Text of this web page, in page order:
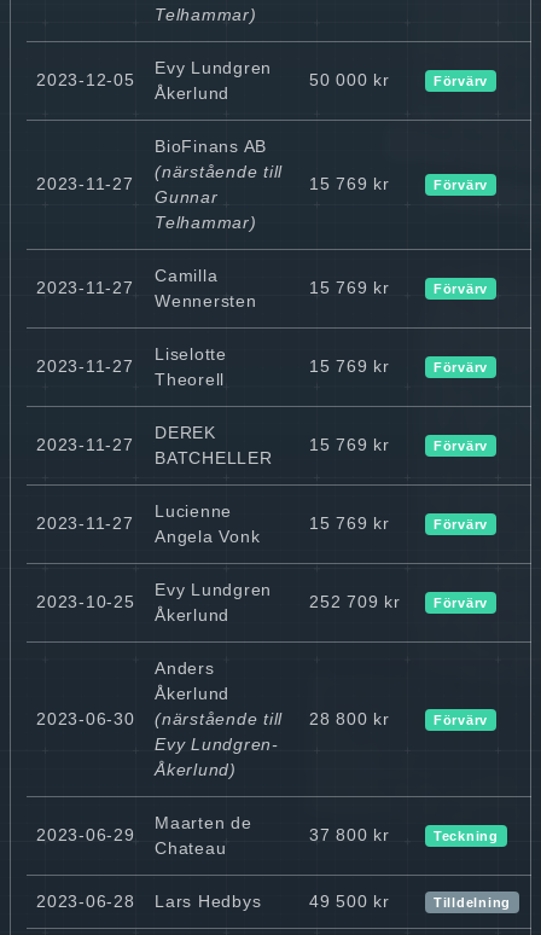
Telhammar)
2023-12-05
Evy Lundgren
Åkerlund
50 000 kr Förvärv
2023-11-27
BioFinans AB
(närstående till
Gunnar
Telhammar)
15 769 kr Förvärv
2023-11-27
Camilla
Wennersten
15 769 kr Förvärv
2023-11-27
Liselotte
Theorell
15 769 kr Förvärv
2023-11-27
DEREK
BATCHELLER
15 769 kr Förvärv
2023-11-27
Lucienne
Angela Vonk
15 769 kr Förvärv
2023-10-25
Evy Lundgren
Åkerlund
252 709 kr Förvärv
2023-06-30
Anders
Åkerlund
(närstående till
Evy Lundgren-
Åkerlund)
28 800 kr Förvärv
2023-06-29
Maarten de
Chateau
37 800 kr Teckning
2023-06-28 Lars Hedbys 49 500 kr Tilldelning